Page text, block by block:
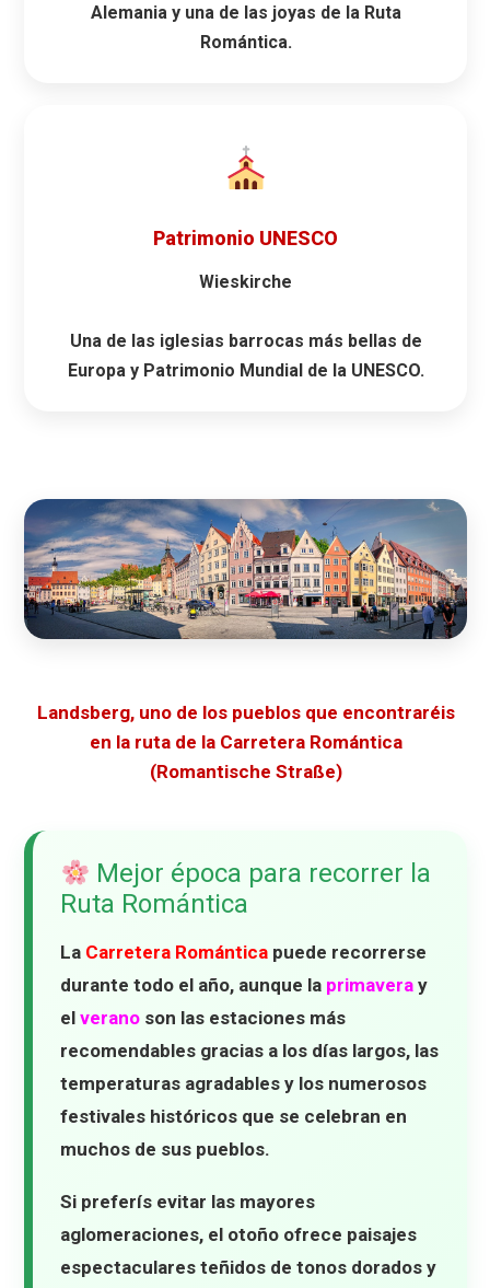
Alemania y una de las joyas de la Ruta
Romántica.
Patrimonio UNESCO
Wieskirche
Una de las iglesias barrocas más bellas de
Europa y Patrimonio Mundial de la UNESCO.
Landsberg, uno de los pueblos que encontraréis
en la ruta de la Carretera Romántica
(Romantische Straße)
Mejor época para recorrer la
Ruta Romántica
La Carretera Romántica puede recorrerse
durante todo el año, aunque la primavera y
el verano son las estaciones más
recomendables gracias a los días largos, las
temperaturas agradables y los numerosos
festivales históricos que se celebran en
muchos de sus pueblos.
Si preferís evitar las mayores
aglomeraciones, el otoño ofrece paisajes
espectaculares teñidos de tonos dorados y